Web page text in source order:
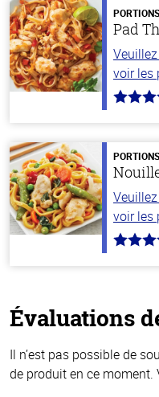
Pad
voir les
4.3
stars
voir les
4.3
Évaluations
Il n’est pas possible de
de produit en ce moment.